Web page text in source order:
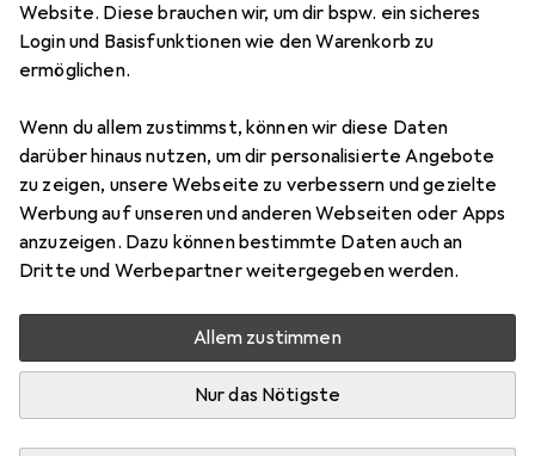
Website. Diese brauchen wir, um dir bspw. ein sicheres
Login und Basisfunktionen wie den Warenkorb zu
ermöglichen.
Wenn du allem zustimmst, können wir diese Daten
darüber hinaus nutzen, um dir personalisierte Angebote
zu zeigen, unsere Webseite zu verbessern und gezielte
Werbung auf unseren und anderen Webseiten oder Apps
anzuzeigen. Dazu können bestimmte Daten auch an
Dritte und Werbepartner weitergegeben werden.
Allem zustimmen
Nur das Nötigste
DiposDisplayschutzfolie Antireflex
EUR
5,89
80
Bewertungen Marke
Mehr von Dipos
Mehr als 10 Stück an Lager beim Drittanbieter
Lieferort angeben für genaue Lieferzeit